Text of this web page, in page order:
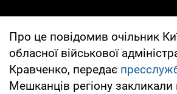
Про це повідомив очільник
обласної військової
Кравченко, передає
Мешканців регіону закликали